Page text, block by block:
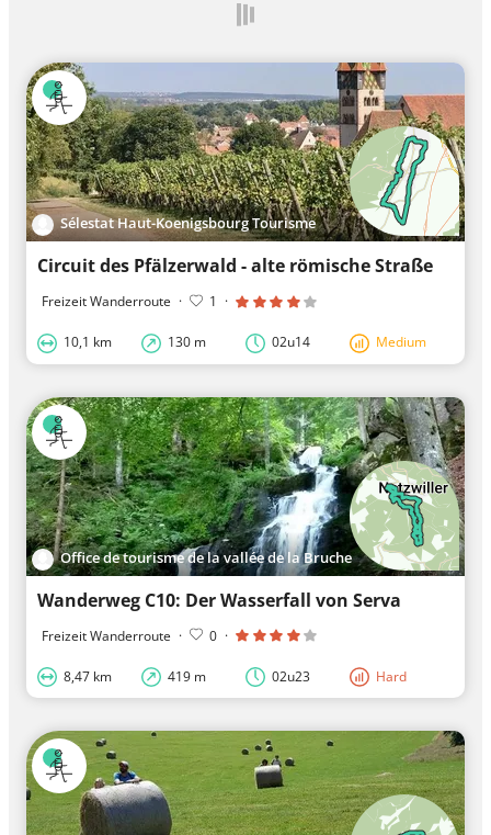
Sélestat Haut-Koenigsbourg Tourisme
Circuit des Pfälzerwald - alte römische Straße
Freizeit Wanderroute · 1 ·
10,1 km 130 m 02u14 Medium
Office de tourisme de la vallée de la Bruche
Wanderweg C10: Der Wasserfall von Serva
Freizeit Wanderroute · 0 ·
8,47 km 419 m 02u23 Hard